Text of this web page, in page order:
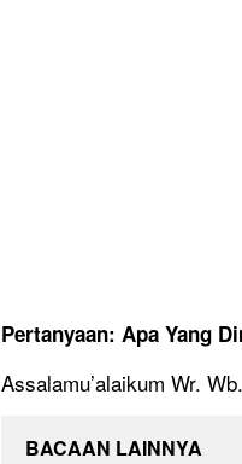
Pertanyaan: Apa Yang
Assalamu’alaikum Wr. Wb.
BACAAN LAINNYA